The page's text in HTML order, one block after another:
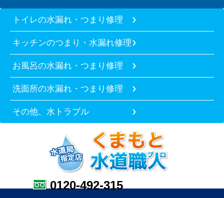
トイレの水漏れ・つまり修理
キッチンのつまり・水漏れ修理
お風呂の水漏れ・つまり修理
洗面所の水漏れ・つまり修理
その他、水トラブル
0120-492-315